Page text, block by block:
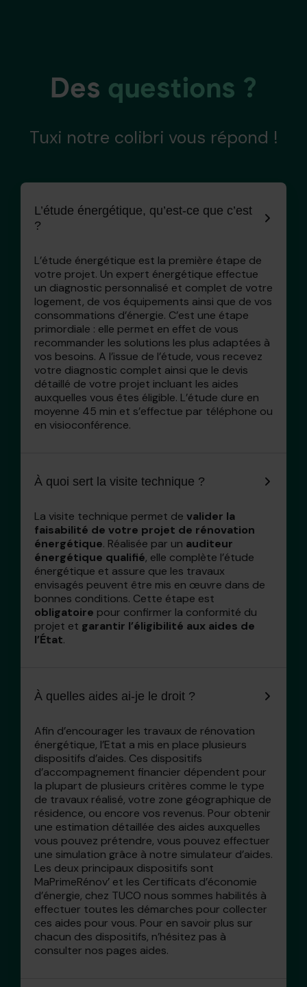
Des questions ?
Tuxi notre colibri vous répond !
L’étude énergétique, qu’est-ce que c’est
?
L’étude énergétique est la première étape de
votre projet. Un expert énergétique effectue
un diagnostic personnalisé et complet de votre
logement, de vos équipements ainsi que de vos
consommations d’énergie. C’est une étape
primordiale : elle permet en effet de vous
recommander les solutions les plus adaptées à
vos besoins. A l’issue de l’étude, vous recevez
votre diagnostic complet ainsi que le devis
détaillé de votre projet incluant les aides
auxquelles vous êtes éligible. L’étude dure en
moyenne 45 min et s’effectue par téléphone ou
en visioconférence.
À quoi sert la visite technique ?
La visite technique permet de valider la
faisabilité de votre projet de rénovation
énergétique. Réalisée par un auditeur
énergétique qualifié, elle complète l’étude
énergétique et assure que les travaux
envisagés peuvent être mis en œuvre dans de
bonnes conditions. Cette étape est
obligatoire pour confirmer la conformité du
projet et garantir l’éligibilité aux aides de
l’État.
À quelles aides ai-je le droit ?
Afin d’encourager les travaux de rénovation
énergétique, l’Etat a mis en place plusieurs
dispositifs d’aides. Ces dispositifs
d’accompagnement financier dépendent pour
la plupart de plusieurs critères comme le type
de travaux réalisé, votre zone géographique de
résidence, ou encore vos revenus. Pour obtenir
une estimation détaillée des aides auxquelles
vous pouvez prétendre, vous pouvez effectuer
une simulation grâce à notre simulateur d’aides.
Les deux principaux dispositifs sont
MaPrimeRénov’ et les Certificats d’économie
d’énergie, chez TUCO nous sommes habilités à
effectuer toutes les démarches pour collecter
ces aides pour vous. Pour en savoir plus sur
chacun des dispositifs, n’hésitez pas à
consulter nos pages aides.